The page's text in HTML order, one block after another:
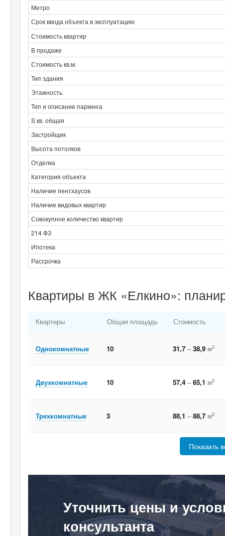
Метро
Срок ввода объекта в эксплуатацию
Стоимость квартир
В продаже
Стоимость кв.м.
Тип здания
Этажность
Тип и описание паркинга
S кв. общая
Застройщик
Высота потолков
Отделка
Категория объекта
Наличие пентхаусов
Наличие видовых квартир
Совокупное количество квартир
214 ФЗ
Ипотека
Рассрочка
Квартиры в ЖК «Елкино»:
Квартиры Общая площадь Стоимость
Однокомнатные 10 31,7 –38,9 м2
Двухкомнатные 10 57,4 –65,1 м2
Трехкомнатные 3 88,1 –88,7 м2
Показать
Уточнить цены и
консультанта